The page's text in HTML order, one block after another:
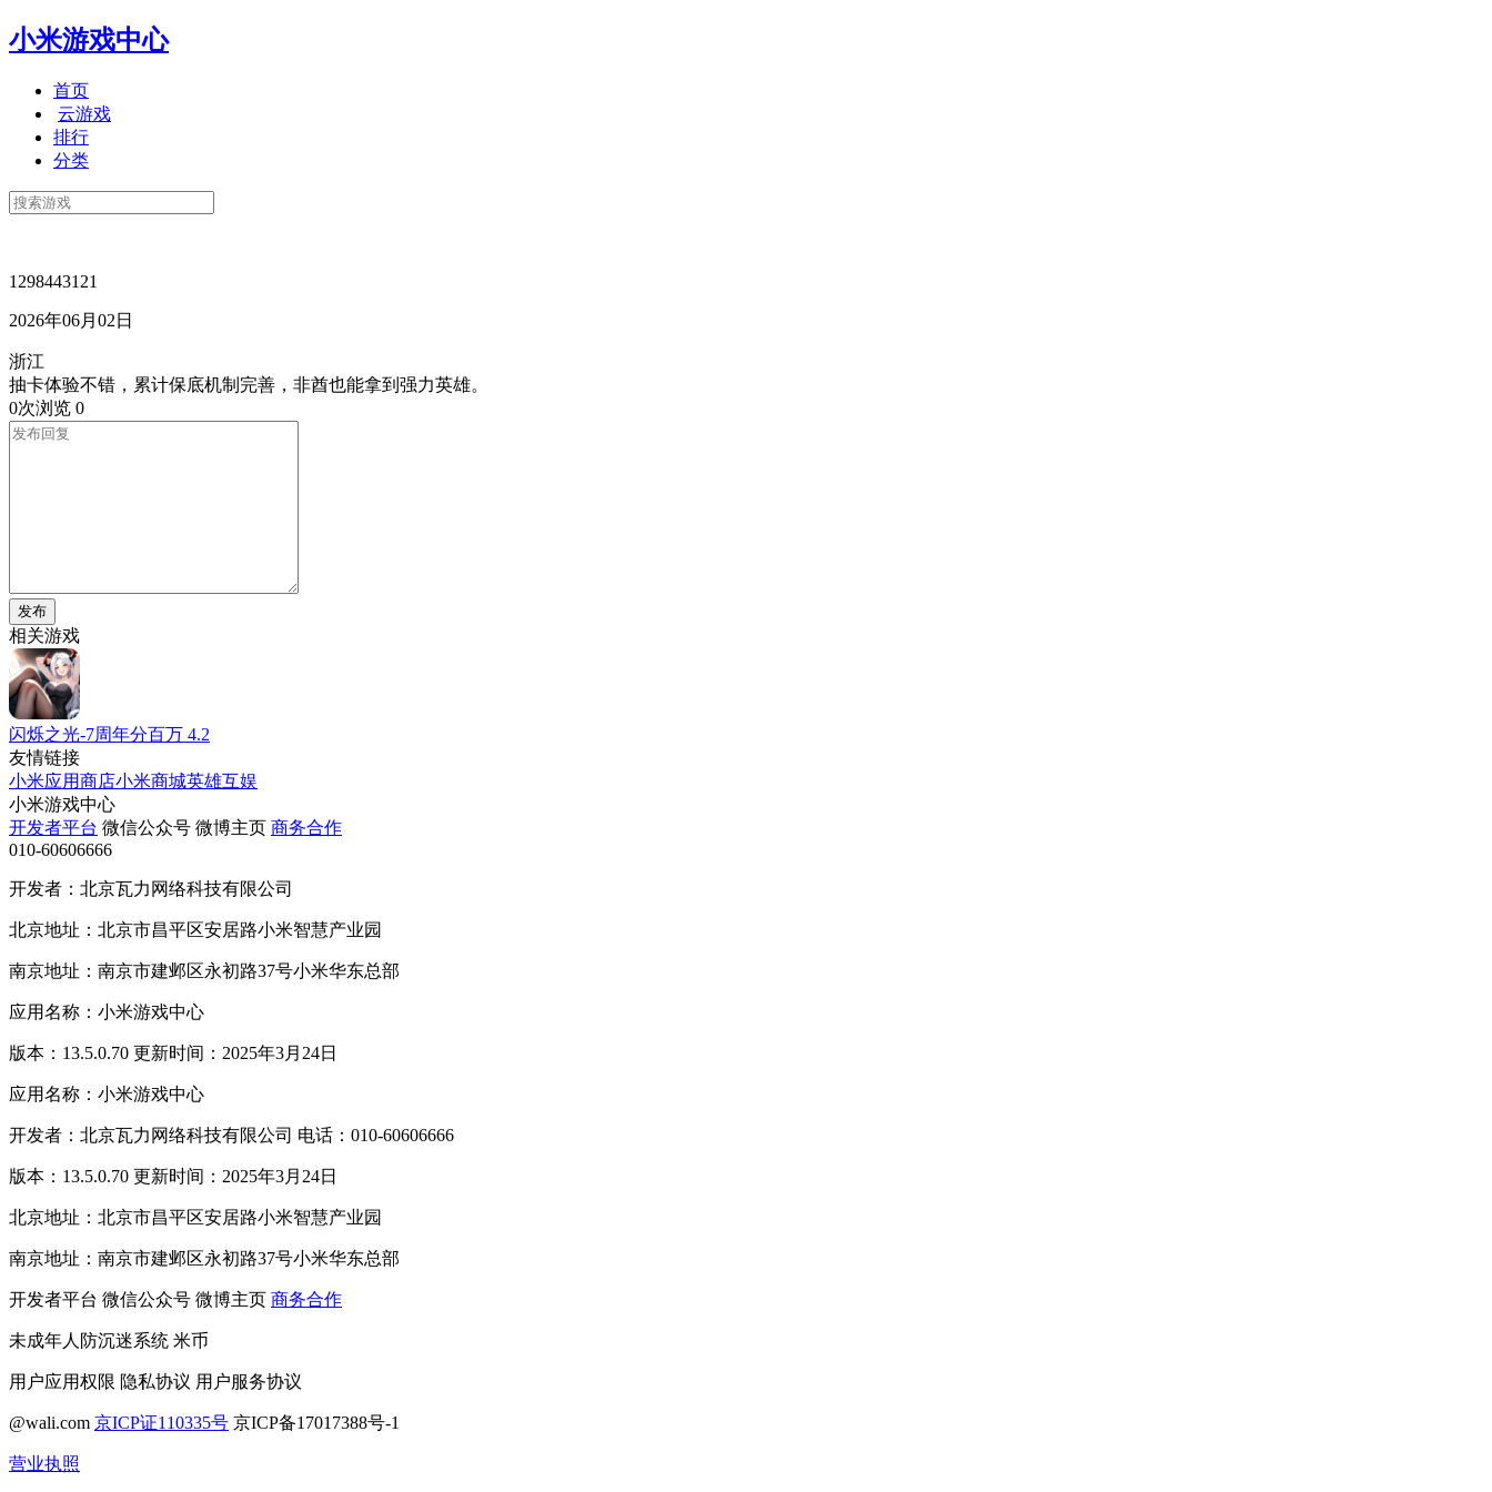
小米游戏中心
首页
云游戏
排行
分类
1298443121
2026年06月02日
浙江
抽卡体验不错，累计保底机制完善，非酋也能拿到强力英雄。
0次浏览 0
发布
相关游戏
闪烁之光-7周年分百万 4.2
友情链接
小米应用商店小米商城英雄互娱
小米游戏中心
开发者平台 微信公众号 微博主页 商务合作
010-60606666
开发者：北京瓦力网络科技有限公司
北京地址：北京市昌平区安居路小米智慧产业园
南京地址：南京市建邺区永初路37号小米华东总部
应用名称：小米游戏中心
版本：13.5.0.70 更新时间：2025年3月24日
应用名称：小米游戏中心
开发者：北京瓦力网络科技有限公司 电话：010-60606666
版本：13.5.0.70 更新时间：2025年3月24日
北京地址：北京市昌平区安居路小米智慧产业园
南京地址：南京市建邺区永初路37号小米华东总部
开发者平台 微信公众号 微博主页 商务合作
未成年人防沉迷系统 米币
用户应用权限 隐私协议 用户服务协议
@wali.com 京ICP证110335号 京ICP备17017388号-1
营业执照